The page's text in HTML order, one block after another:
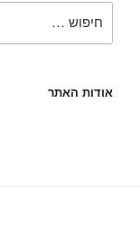
אודות האתר